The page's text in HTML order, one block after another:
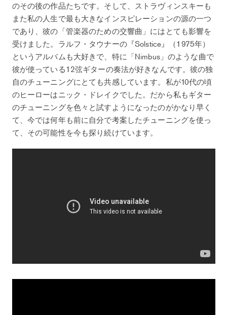
のその後の作品たちです。そして、ストラヴィンスキーも
また私の人生で最も大きなインスピレーションの源の一つ
であり、彼の「管楽器のための交響曲」にはとても影響を
受けました。ラルフ・タウナーの『Solstice』（1975年）
というアルバムも大好きで、特に「Nimbus」のような曲で
彼が使っている12弦ギターの奏法が好きなんです。彼の独
自のチューニングにとても共感しています。私が10代の頃
のヒーローはニック・ドレイクでした。だから私もギター
のチューニングを色々と試すようになったのがかなり早く
て、今では何年も前に自分で考案したチューニングを使っ
て、その可能性を今も探り続けています。